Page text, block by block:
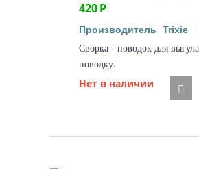
420Р
Производитель Trixie
Сворка - поводок для
поводку.
Нет в наличии